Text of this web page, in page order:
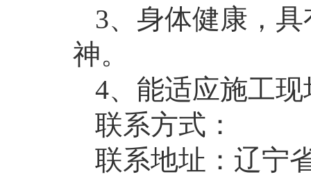
3、身体健康，
神。
4、能适应施工
联系方式：
联系地址：辽宁